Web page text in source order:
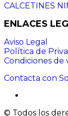
CALCETINES
ENLACES
Aviso Legal
Política de
Condiciones de
Contacta con
© Todos los